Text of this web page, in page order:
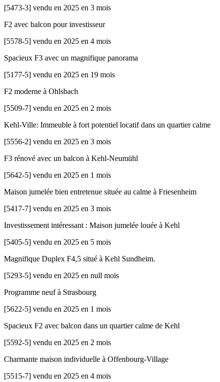
[5473-3] vendu en 2025 en 3 mois
F2 avec balcon pour investisseur
[5578-5] vendu en 2025 en 4 mois
Spacieux F3 avec un magnifique panorama
[5177-5] vendu en 2025 en 19 mois
F2 moderne à Ohlsbach
[5509-7] vendu en 2025 en 2 mois
Kehl-Ville: Immeuble à fort potentiel locatif dans un quartier calme
[5556-2] vendu en 2025 en 3 mois
F3 rénové avec un balcon à Kehl-Neumühl
[5642-5] vendu en 2025 en 1 mois
Maison jumelée bien entretenue située au calme à Friesenheim
[5417-7] vendu en 2025 en 3 mois
Investissement intéressant : Maison jumelée louée à Kehl
[5405-5] vendu en 2025 en 5 mois
Magnifique Duplex F4,5 situé à Kehl Sundheim.
[5293-5] vendu en 2025 en null mois
Programme neuf à Strasbourg
[5622-5] vendu en 2025 en 1 mois
Spacieux F2 avec balcon dans un quartier calme de Kehl
[5592-5] vendu en 2025 en 2 mois
Charmante maison individuelle à Offenbourg-Village
[5515-7] vendu en 2025 en 4 mois